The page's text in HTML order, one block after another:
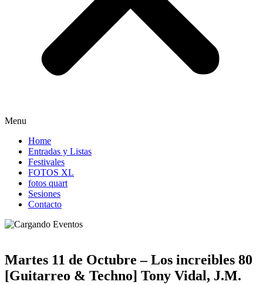
Menu
Home
Entradas y Listas
Festivales
FOTOS XL
fotos quart
Sesiones
Contacto
Martes 11 de Octubre – Los increibles 80
[Guitarreo & Techno] Tony Vidal, J.M.